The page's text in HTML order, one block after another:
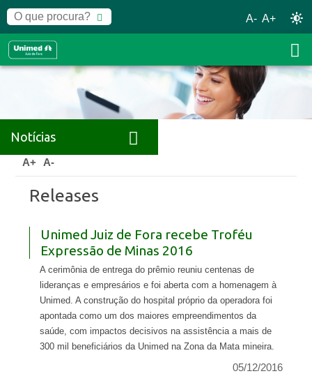
A- A+
Notícias
Home Notícias
A+ A-
Releases
Unimed Juiz de Fora recebe Troféu
Expressão de Minas 2016
A cerimônia de entrega do prêmio reuniu centenas de
lideranças e empresários e foi aberta com a homenagem à
Unimed. A construção do hospital próprio da operadora foi
apontada como um dos maiores empreendimentos da
saúde, com impactos decisivos na assistência a mais de
300 mil beneficiários da Unimed na Zona da Mata mineira.
05/12/2016